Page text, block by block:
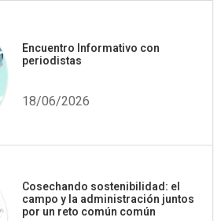
Encuentro Informativo con
periodistas
18/06/2026
Cosechando sostenibilidad: el
campo y la administración juntos
por un reto común común